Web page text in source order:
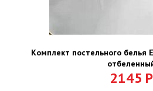
Комплект постельного белья
2145 Р